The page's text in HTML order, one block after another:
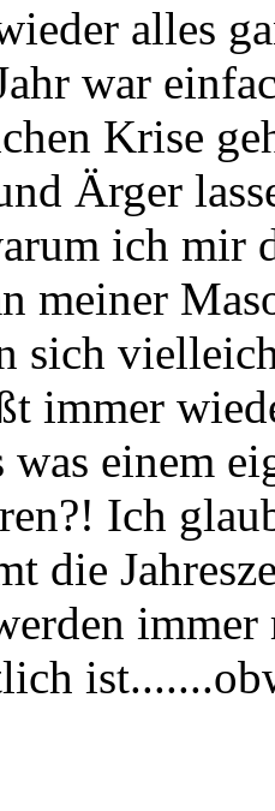
alles
war
Krise
Ärger
ich mir
meiner
sich
immer
was einem
Ich
die